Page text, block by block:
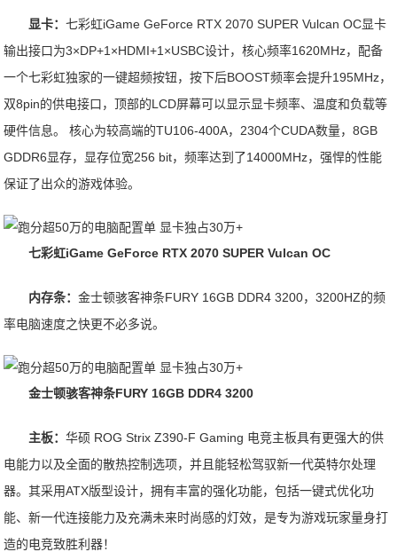
显卡：七彩虹iGame GeForce RTX 2070 SUPER Vulcan OC显卡
输出接口为3×DP+1×HDMI+1×USBC设计，核心频率1620MHz，配备
一个七彩虹独家的一键超频按钮，按下后BOOST频率会提升195MHz，
双8pin的供电接口，顶部的LCD屏幕可以显示显卡频率、温度和负载等
硬件信息。 核心为较高端的TU106-400A，2304个CUDA数量，8GB
GDDR6显存，显存位宽256 bit，频率达到了14000MHz，强悍的性能
保证了出众的游戏体验。
七彩虹iGame GeForce RTX 2070 SUPER Vulcan OC
内存条：金士顿骇客神条FURY 16GB DDR4 3200，3200HZ的频
率电脑速度之快更不必多说。
金士顿骇客神条FURY 16GB DDR4 3200
主板：华硕 ROG Strix Z390-F Gaming 电竞主板具有更强大的供
电能力以及全面的散热控制选项，并且能轻松驾驭新一代英特尔处理
器。其采用ATX版型设计，拥有丰富的强化功能，包括一键式优化功
能、新一代连接能力及充满未来时尚感的灯效，是专为游戏玩家量身打
造的电竞致胜利器！